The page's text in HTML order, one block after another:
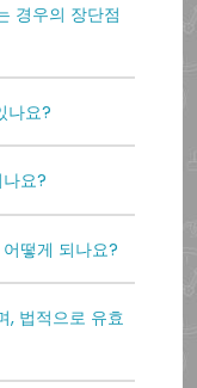
경우의 장단점
나요?
요?
떻게 되나요?
, 법적으로 유효